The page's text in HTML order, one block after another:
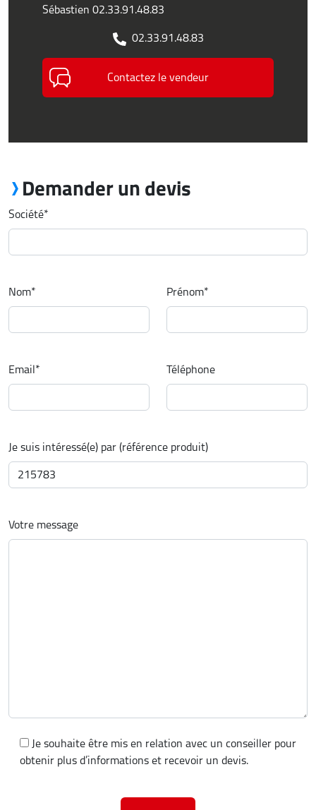
Sébastien 02.33.91.48.83
02.33.91.48.83
Contactez le vendeur
Demander un devis
Société*
Nom* Prénom*
Email* Téléphone
Je suis intéressé(e) par (référence produit)
Votre message
Je souhaite être mis en relation avec un conseiller pour
obtenir plus d’informations et recevoir un devis.